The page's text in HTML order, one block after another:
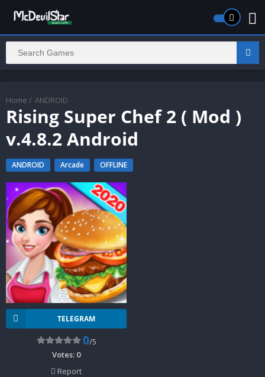
Home / ANDROID
Rising Super Chef 2 ( Mod )
v.4.8.2 Android
ANDROID Arcade OFFLINE
TELEGRAM
0/5
Votes: 0
Report